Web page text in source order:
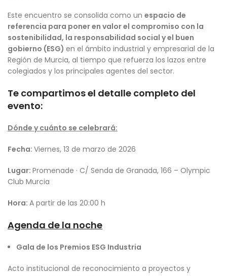
Este encuentro se consolida como un espacio de
referencia para poner en valor el compromiso con la
sostenibilidad, la responsabilidad social y el buen
gobierno (ESG) en el ámbito industrial y empresarial de la
Región de Murcia, al tiempo que refuerza los lazos entre
colegiados y los principales agentes del sector.
Te compartimos el detalle completo del
evento:
Dónde y cuánto se celebrará:
Fecha: Viernes, 13 de marzo de 2026
Lugar: Promenade · C/ Senda de Granada, 166 – Olympic
Club Murcia
Hora: A partir de las 20:00 h
Agenda de la noche
Gala de los Premios ESG Industria
Acto institucional de reconocimiento a proyectos y